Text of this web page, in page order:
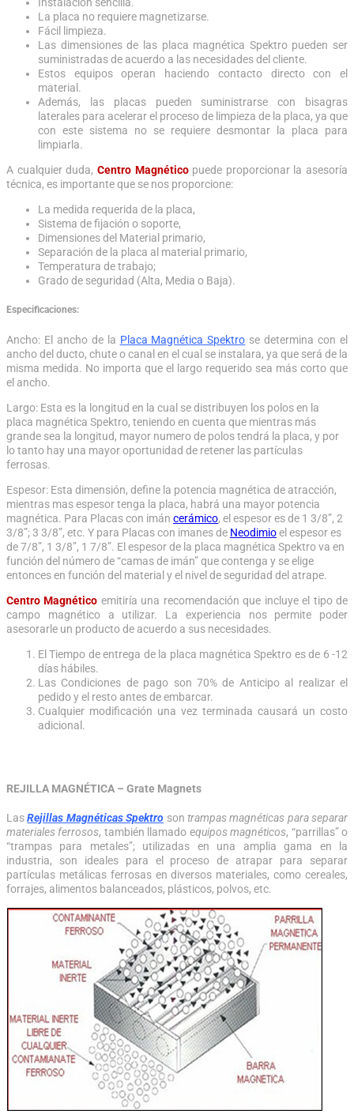
La placa no requiere magnetizarse.
Fácil limpieza.
Las dimensiones de las placa magnética Spektro pueden ser
suministradas de acuerdo a las necesidades del cliente.
Estos equipos operan haciendo contacto directo con el
material.
Además, las placas pueden suministrarse con bisagras
laterales para acelerar el proceso de limpieza de la placa, ya que
con este sistema no se requiere desmontar la placa para
limpiarla.
A cualquier duda, Centro Magnéticopuede proporcionar la asesoría
técnica, es importante que se nos proporcione:
La medida requerida de la placa,
Sistema de fijación o soporte,
Dimensiones del Material primario,
Separación de la placa al material primario,
Temperatura de trabajo;
Grado de seguridad (Alta, Media o Baja).
Especificaciones:
Ancho: El ancho de la Placa Magnética Spektro se determina con el
ancho del ducto, chute o canal en el cual se instalara, ya que será de la
misma medida. No importa que el largo requerido sea más corto que
el ancho.
Largo: Esta es la longitud en la cual se distribuyen los polos en la
placa magnética Spektro, teniendo en cuenta que mientras más
grande sea la longitud, mayor numero de polos tendrá la placa, y por
lo tanto hay una mayor oportunidad de retener las partículas
ferrosas.
Espesor: Esta dimensión, define la potencia magnética de atracción,
mientras mas espesor tenga la placa, habrá una mayor potencia
magnética. Para Placas con imán cerámico, el espesor es de 1 3/8”, 2
3/8”; 3 3/8”, etc. Y para Placas con imanes de Neodimioel espesor es
de 7/8”, 1 3/8”, 1 7/8”. El espesor de la placa magnética Spektro va en
función del número de “camas de imán” que contenga y se elige
entonces en función del material y el nivel de seguridad del atrape.
Centro Magnético emitiría una recomendación que incluye el tipo de
campo magnético a utilizar. La experiencia nos permite poder
asesorarle un producto de acuerdo a sus necesidades.
El Tiempo de entrega de la placa magnética Spektro es de 6 -12
días hábiles.
Las Condiciones de pago son 70% de Anticipo al realizar el
pedido y el resto antes de embarcar.
Cualquier modificación una vez terminada causará un costo
adicional.
REJILLA MAGNÉTICA – Grate Magnets
LasRejillas Magnéticas Spektro son trampas magnéticas para separar
materiales ferrosos, también llamado equipos magnéticos, “parrillas” o
“trampas para metales”; utilizadas en una amplia gama en la
industria, son ideales para el proceso de atrapar para separar
partículas metálicas ferrosas en diversos materiales, como cereales,
forrajes, alimentos balanceados, plásticos, polvos, etc.